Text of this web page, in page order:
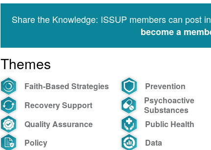
e
Share the Knowledge: ISSUP members can post
become a
Themes
Faith-Based Strategies Prevention
Recovery Support
Psychoactive
Substances
Quality Assurance
Public Health
Policy
Data